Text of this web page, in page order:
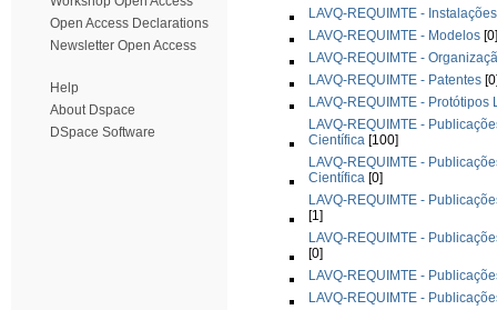
Open Access Declarations
Newsletter Open Access
Help
About Dspace
DSpace Software
LAVQ-REQUIMTE -
LAVQ-REQUIMTE - Modelos [0]
LAVQ-REQUIMTE -
LAVQ-REQUIMTE - Patentes
LAVQ-REQUIMTE - Protótipos
LAVQ-REQUIMTE -
Científica [100]
LAVQ-REQUIMTE -
Científica [0]
LAVQ-REQUIMTE -
[1]
LAVQ-REQUIMTE -
[0]
LAVQ-REQUIMTE -
LAVQ-REQUIMTE -